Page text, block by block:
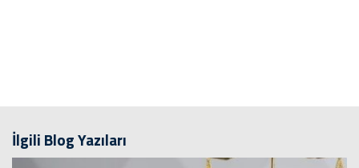
İlgili Blog Yazıları